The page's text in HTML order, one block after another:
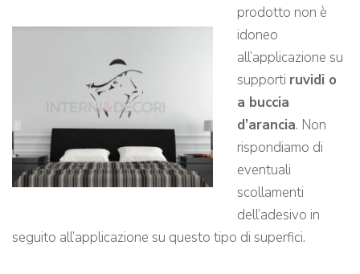
prodotto non è
idoneo
all’applicazione su
supporti ruvidi o
a buccia
d’arancia. Non
rispondiamo di
eventuali
scollamenti
dell’adesivo in
seguito all’applicazione su questo tipo di superfici.